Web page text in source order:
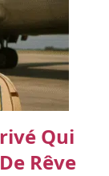
Qui
Rêve